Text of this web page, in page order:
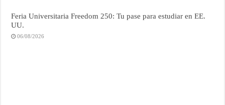
Feria Universitaria Freedom 250: Tu pase para estudiar en EE.
UU.
06/08/2026